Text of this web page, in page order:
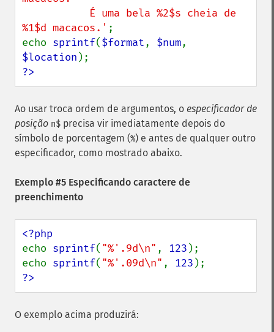
%1$d macacos.' ;
echo sprintf($format, $num
$location
?>
Ao usar troca ordem de argumentos, o especificador de
posição n$ precisa vir imediatamente depois do
símbolo de porcentagem (%) e antes de qualquer outro
especificador, como mostrado abaixo.
Exemplo #5 Especificando caractere de
preenchimento
echo sprintf( "%'.9d\n" , 123 );
echo sprintf( "%'.09d\n" , 123
?>
O exemplo acima produzirá: